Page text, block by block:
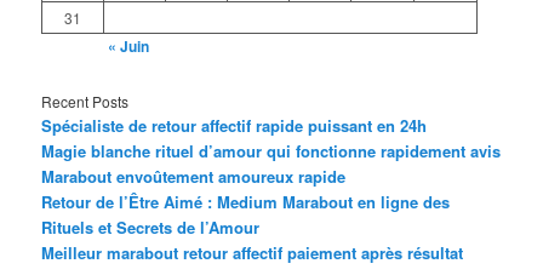
31
« Juin
Recent Posts
Spécialiste de retour affectif rapide puissant en 24h
Magie blanche rituel d’amour qui fonctionne rapidement avis
Marabout envoûtement amoureux rapide
Retour de l’Être Aimé : Medium Marabout en ligne des
Rituels et Secrets de l’Amour
Meilleur marabout retour affectif paiement après résultat